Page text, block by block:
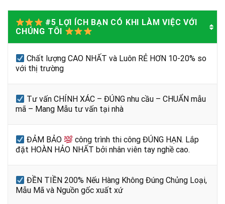
#5 LỢI ÍCH BẠN CÓ KHI LÀM VIỆC VỚI
CHÚNG TÔI
Chất lượng CAO NHẤT và Luôn RẺ HƠN 10-20% so
với thị trường
Tư vấn CHÍNH XÁC – ĐÚNG nhu cầu – CHUẨN mẫu
mã – Mang Mẫu tư vấn tại nhà
ĐẢM BẢO
công trình thi công ĐÚNG HẠN. Lắp
đặt HOÀN HẢO NHẤT bởi nhân viên tay nghề cao.
ĐỀN TIỀN 200% Nếu Hàng Không Đúng Chủng Loại,
Mẫu Mã và Nguồn gốc xuất xứ